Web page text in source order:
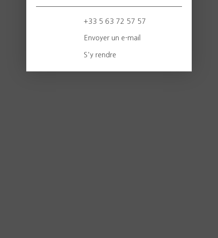
+33 5 63 72 57 57
Envoyer un e-mail
S'y rendre